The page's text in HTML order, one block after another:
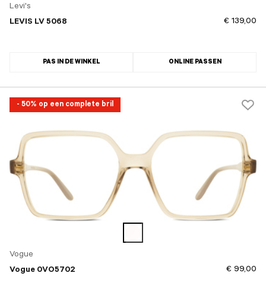
Levi's
LEVIS LV 5068
€ 139,00
PAS IN DE WINKEL ONLINE PASSEN
- 50% op een complete bril
Vogue
Vogue 0VO5702
€ 99,00